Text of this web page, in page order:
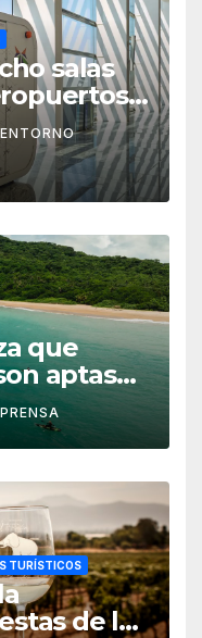
salas
ENTORNO
que
aptas
PRENSA
TURÍSTICOS
de la